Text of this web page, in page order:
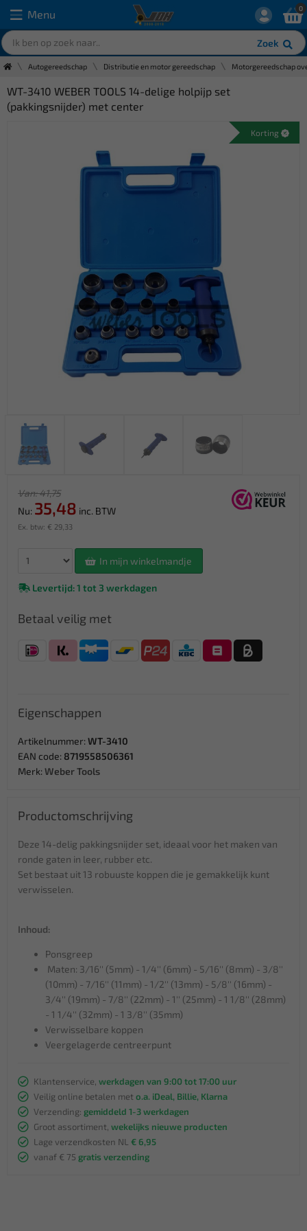
Menu
Zoek
0
Autogereedschap Distributie en motor gereedschap Motorgereedschap
WT-3410 WEBER TOOLS 14-delige holpijp set
(pakkingsnijder) met center
Korting
Van: 41,75
Nu: 35,48 inc. BTW
Ex. btw: € 29,33
In mijn winkelmandje
Levertijd: 1 tot 3 werkdagen
Betaal veilig met
Eigenschappen
Artikelnummer: WT-3410
EAN code: 8719558506361
Merk: Weber Tools
Productomschrijving
Deze 14-delig pakkingsnijder set, ideaal voor het maken van
ronde gaten in leer, rubber etc.
Set bestaat uit 13 robuuste koppen die je gemakkelijk kunt
verwisselen.
Inhoud:
Ponsgreep
Maten: 3/16'' (5mm) - 1/4'' (6mm) - 5/16'' (8mm) - 3/8''
(10mm) - 7/16'' (11mm) - 1/2'' (13mm) - 5/8'' (16mm) -
3/4'' (19mm) - 7/8'' (22mm) - 1'' (25mm) - 1 1/8'' (28mm)
- 1 1/4'' (32mm) - 1 3/8'' (35mm)
Verwisselbare koppen
Veergelagerde centreerpunt
Klantenservice, werkdagen van 9:00 tot 17:00 uur
Veilig online betalen met o.a. iDeal, Billie, Klarna
Verzending: gemiddeld 1-3 werkdagen
Groot assortiment, wekelijks nieuwe producten
Lage verzendkosten NL € 6,95
vanaf € 75 gratis verzending